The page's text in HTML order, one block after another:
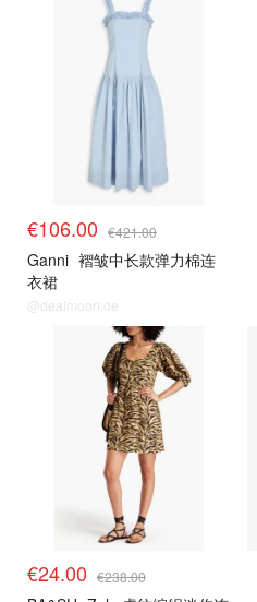
€106.00 €421.00
Ganni 褶皱中长款弹力棉连
衣裙
@dealmoon.de
€24.00 €238.00